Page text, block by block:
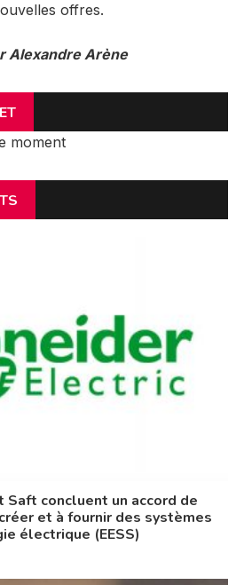
offres.
Alexandre Arène
moment
Saft concluent un accord de
et à fournir des systèmes
électrique (EESS)